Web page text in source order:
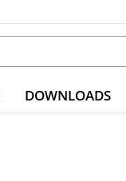
DOWNLOADS